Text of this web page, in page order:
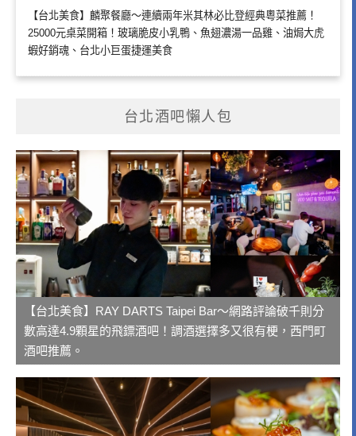
【台北美食】麟聚餐廳～連續兩年米其林必比登經典粵菜推薦！
25000元桌菜開箱！玻璃脆皮小乳鴨、魚翅濃湯一品雞、油焗大虎
蝦好銷魂、台北小巨蛋捷運美食
台北酒吧懶人包
【台北美食】RAY DARTS Taipei Bar～網路評論破千則分
數高達4.9顆星的飛鏢酒吧！調酒選擇多又很有梗，西門町
酒吧推薦。